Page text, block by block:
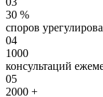
30 %
споров
04
1000
консультаций
05
2000 +